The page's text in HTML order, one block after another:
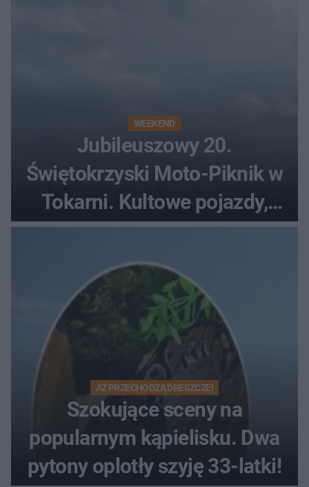
WEEKEND
Jubileuszowy 20.
Świętokrzyski Moto-Piknik w
Tokarni. Kultowe pojazdy,
pokazy i muzyczna scena w
Muzeum Wsi Kieleckiej
AŻ PRZECHODZĄ DRESZCZE!
Szokujące sceny na
popularnym kąpielisku. Dwa
pytony oplotły szyję 33-latki!